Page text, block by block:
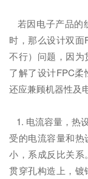
若因电子产品的
时，那么设计双
不行）问题，因为
了解了设计FPC
还应兼顾机器性及
1. 电流容量，热
受的电流容量和
小，系成反比关
贯穿孔构造上，